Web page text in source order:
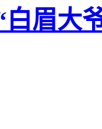
眉大